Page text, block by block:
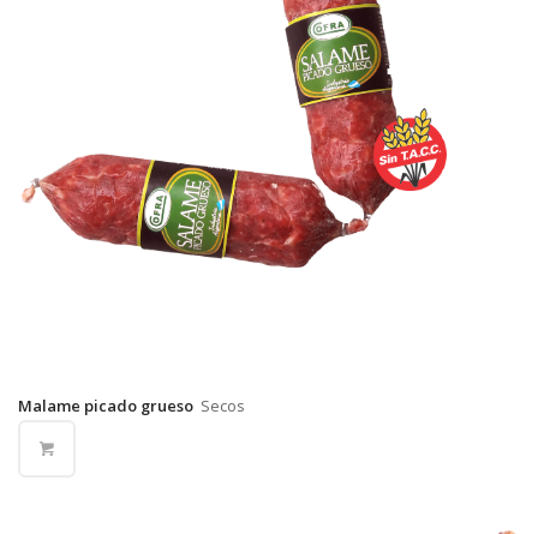
Malame picado grueso Secos